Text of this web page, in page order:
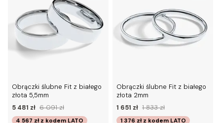
Obrączki ślubne Fit z białego
złota 5,5mm
5 481 zł 6 091 zł
4 567 zł z kodem LATO
Obrączki ślubne Fit z białego
złota 2mm
1 651 zł 1 833 zł
1 376 zł z kodem LATO